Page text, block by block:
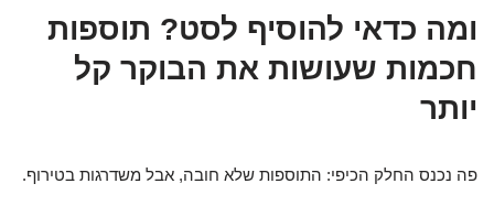
ומה כדאי להוסיף לסט? תוספות
חכמות שעושות את הבוקר קל
יותר
פה נכנס החלק הכיפי: התוספות שלא חובה, אבל משדרגות בטירוף.